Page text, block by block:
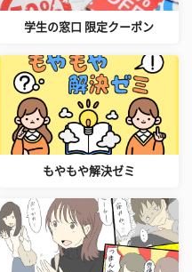
学生の窓口 限定クーポン
もやもや解決ゼミ